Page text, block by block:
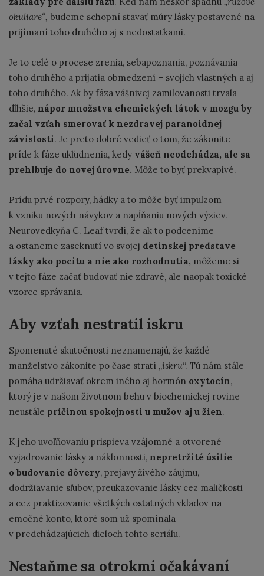
okuliare“, budeme schopní stavať múry lásky postavené na
prijímaní toho druhého aj s nedostatkami.
Je to celé o procese zrenia, sebapoznania, poznávania
toho druhého a prijatia obmedzení – svojich vlastných a aj
toho druhého. Ak by fáza vášnivej zamilovanosti trvala
dlhšie, nápor množstva chemických látok v mozgu by
začal vzťah smerovať k nezdravej paranoidnej
závislosti. Je preto dobré vedieť o tom, že zákonite
príde k fáze ukľudnenia, kedy vášeň neodchádza, ale sa
prehlbuje do novej úrovne. Môže to byť prekvapivé.
Prídu prvé rozpory, hádky a to môže byť impulzom
k vzniku nových návykov a napĺňaniu nových výziev.
Neurovedkyňa C. Leaf tvrdí, že ak to podceníme
a ostaneme zaseknutí vo svojej detinskej predstave
lásky ako pocitu a nie ako rozhodnutia, môžeme si
v tejto fáze začať budovať nie zdravé, ale naopak toxické
vzorce správania.
Aby vzťah nestratil iskru
Spomenuté skutočnosti neznamenajú, že každé
manželstvo zákonite po čase stratí „iskru“. Tú nám stále
pomáha udržiavať okrem iného aj hormón oxytocín,
ktorý je v našom životnom behu v biochemickej rovine
neustále príčinou spokojnosti u mužov aj u žien.
K jeho uvoľňovaniu prispieva vzájomné a otvorené
vyjadrovanie lásky a náklonnosti, nepretržité úsilie
o budovanie dôvery, prejavy živého záujmu,
dodržiavanie sľubov, preukazovanie lásky cez maličkosti
a cez praktizovanie všetkých ostatných vkladov na
emočné konto, ktoré som už spomínala
v predchádzajúcich dieloch tohto seriálu.
Nestaňme sa otrokmi očakávaní